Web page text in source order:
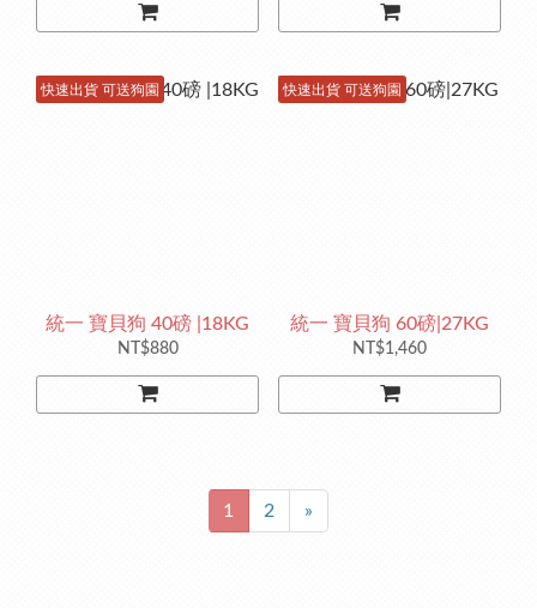
快速出貨 可送狗園
統一 寶貝狗 40磅 |18KG
NT$880
快速出貨 可送狗園
統一 寶貝狗 60磅|27KG
NT$1,460
1 2 »